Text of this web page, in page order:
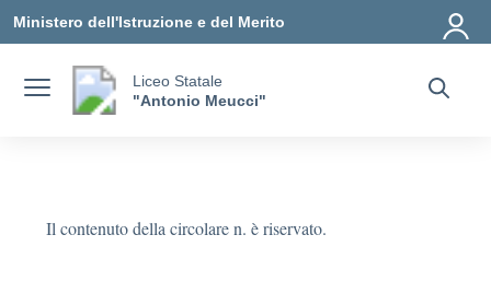
Ministero dell'Istruzione e del Merito
Liceo Statale
"Antonio Meucci"
Il contenuto della circolare n. è riservato.